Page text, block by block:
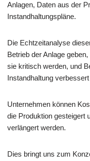
Anlagen, Daten aus der
Instandhaltungspläne.
Die Echtzeitanalyse
Betrieb der Anlage
sie kritisch werden, und
Instandhaltung
Unternehmen können
die Produktion gesteigert
verlängert werden.
Dies bringt uns zum